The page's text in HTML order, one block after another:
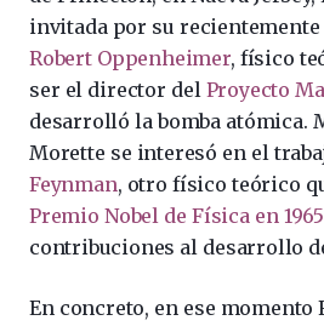
invitada por su
Robert Oppenheimer, físico
ser el director del Proyecto
desarrolló la bomba atómica.
Morette se interesó en el
Feynman, otro físico teórico
Premio Nobel de Física en 1965
contribuciones al desarrollo
En concreto, en ese momento